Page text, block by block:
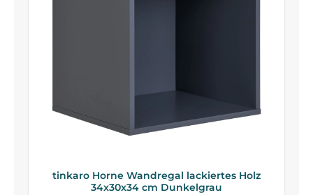
tinkaro Horne Wandregal lackiertes Holz
34x30x34 cm Dunkelgrau